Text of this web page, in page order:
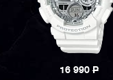
16 990P